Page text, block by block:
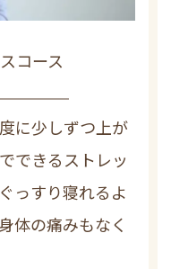
コース
に少しずつ上が
できるストレッ
っすり寝れるよ
体の痛みもなく